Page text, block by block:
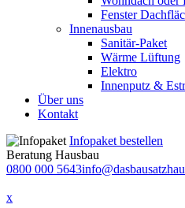
Fenster
Innenausbau
Sanitär-Paket
Wärme Lüftung
Elektro
Innenputz &
Über uns
Kontakt
Infopaket bestellen
Beratung Hausbau
0800 000 5643
x